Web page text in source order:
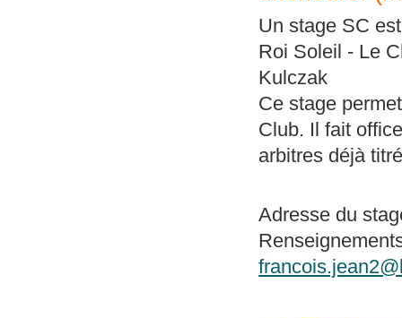
Un stage SC
Roi Soleil - Le
Kulczak
Ce stage
Club. Il fait
arbitres déjà
Adresse du